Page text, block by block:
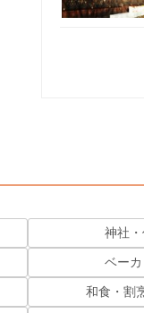
神社・
ベー
和食・割